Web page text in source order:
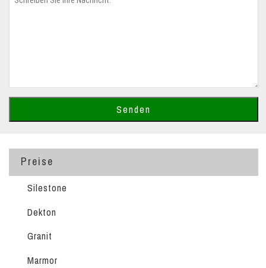
Preise
Silestone
Dekton
Granit
Marmor